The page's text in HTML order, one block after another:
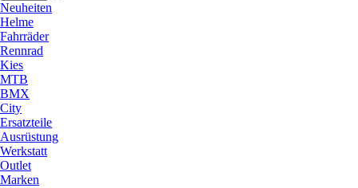
Neuheiten
Helme
Fahrräder
Rennrad
Kies
MTB
BMX
City
Ersatzteile
Ausrüstung
Werkstatt
Outlet
Marken